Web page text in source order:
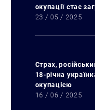
окупації стає
23 / 05 / 2025
Страх,
18-річна
окупацією
16 / 06 / 2025